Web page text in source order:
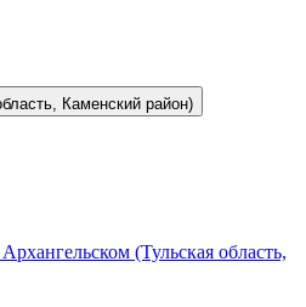
Каменский район)
(Тульская область,